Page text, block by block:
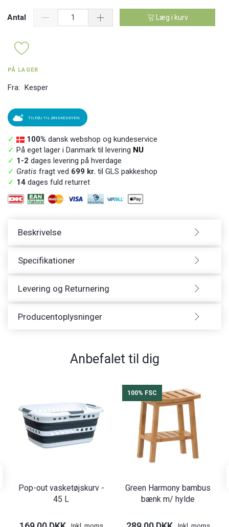
Antal Læg i kurv
PÅ LAGER
Fra: Kesper
TILFØJ TIL ØNSKESKYEN
✓ 100% dansk webshop og kundeservice
✓ På eget lager i Danmark til levering NU
✓ 1-2 dages levering på hverdage
✓ Gratis fragt ved 699 kr. til GLS pakkeshop
✓ 14 dages fuld returret
Beskrivelse
Specifikationer
Levering og Returnering
Producentoplysninger
Anbefalet til dig
Pop-out vasketøjskurv -
45 L
100% FSC
Green Harmony bambus
bænk m/ hylde